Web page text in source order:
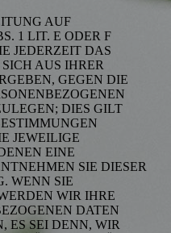
AUF
1 LIT. E ODER F
JEDERZEIT DAS
AUS IHRER
GEGEN DIE
DIES GILT
JEWEILIGE
EINE
SIE DIESER
WENN SIE
WIR IHRE
DATEN
ES SEI DENN, WIR